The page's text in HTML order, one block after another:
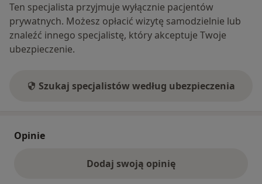
Ten specjalista przyjmuje wyłącznie pacjentów
prywatnych. Możesz opłacić wizytę samodzielnie lub
znaleźć innego specjalistę, który akceptuje Twoje
ubezpieczenie.
Szukaj specjalistów według ubezpieczenia
Opinie
Dodaj swoją opinię